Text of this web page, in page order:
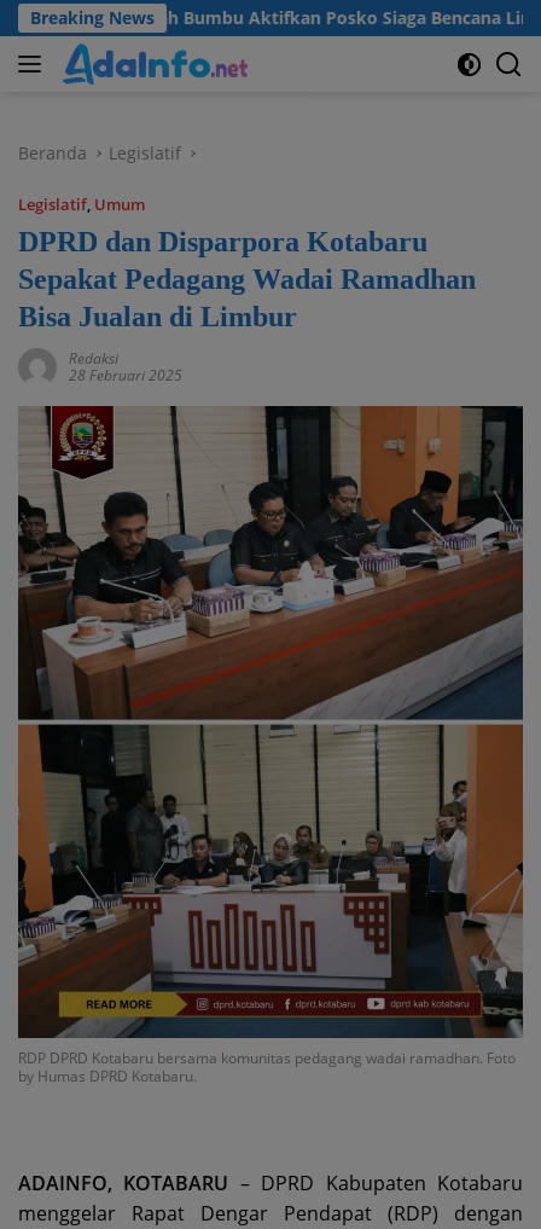
Langsung
ke
konten
Breaking News
Tanah Bumbu Aktifkan Posko Siaga Bencana Lintas Sektor
Beranda Legislatif
Legislatif, Umum
DPRD dan Disparpora Kotabaru
Sepakat Pedagang Wadai Ramadhan
Bisa Jualan di Limbur
Redaksi
28 Februari 2025
RDP DPRD Kotabaru bersama komunitas pedagang wadai ramadhan. Foto
by Humas DPRD Kotabaru.
ADAINFO, KOTABARU – DPRD Kabupaten Kotabaru
menggelar Rapat Dengar Pendapat (RDP) dengan